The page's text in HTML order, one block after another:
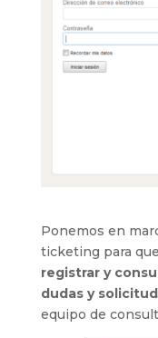
Ponemos en
ticketing para
registrar y
dudas y
equipo de